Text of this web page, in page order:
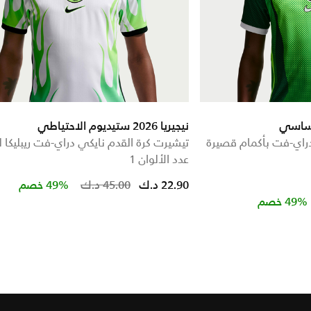
فت بأكمام قصيرة
Price
49% خصم
نيجيريا 2026 ستيديوم الاحتياطي
تيشيرت كرة القدم نايكي دراي-فت ريبليكا
عدد الألوان 1
Price reduced from
45.00 د.ك to 22.90 د.ك 49% خصم